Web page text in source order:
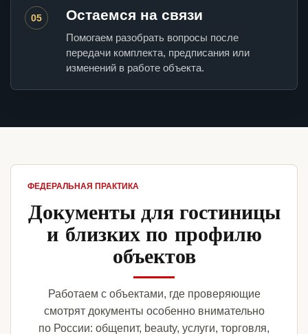
05 Остаемся на связи
Помогаем разобрать вопросы после
передачи комплекта, предписания или
изменений в работе объекта.
ФЕДЕРАЛЬНАЯ ПРАКТИКА
Документы для гостиницы
и близких по профилю
объектов
Работаем с объектами, где проверяющие
смотрят документы особенно внимательно
по России: общепит, beauty, услуги, торговля,